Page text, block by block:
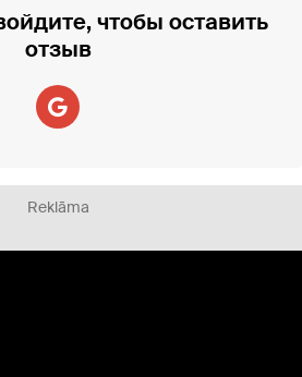
чтобы оставить
отзыв
Reklāma